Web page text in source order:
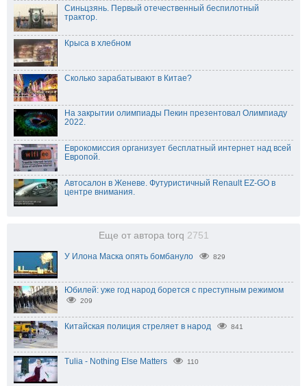
Синьцзянь. Первый отечественный беспилотный
трактор.
Крыса в хлебном
Сколько зарабатывают в Китае?
На закрытии олимпиады Пекин презентовал Олимпиаду
2022.
Еврокомиссия организует бесплатный интернет над всей
Европой.
Автосалон в Женеве. Футуристичный Renault EZ-GO в
центре внимания.
Еще от автора torq 2751
У Илона Маска опять бомбануло 829
Юбилей: уже год народ борется с преступным режимом
209
Китайская полиция стреляет в народ 841
Tulia - Nothing Else Matters 110